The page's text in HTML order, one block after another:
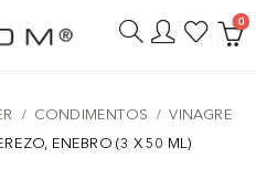
0
CONDIMENTOS
VINAGRE
ENEBRO (3 X 50 ML)